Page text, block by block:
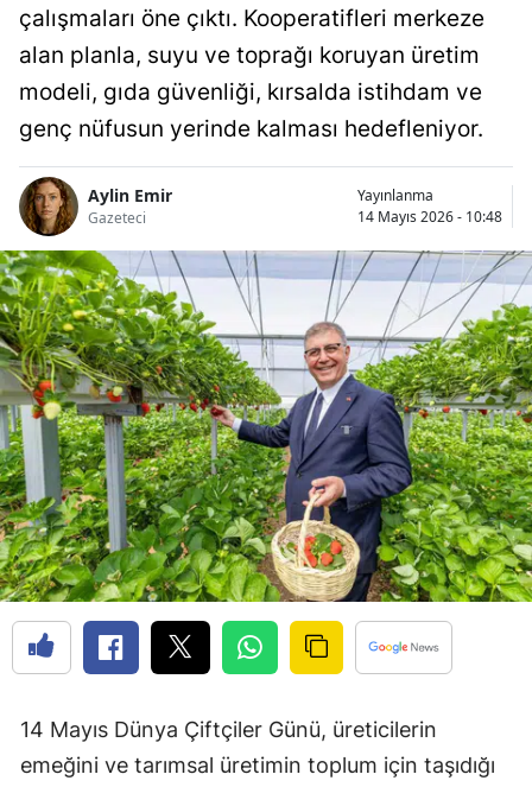
çalışmaları öne çıktı. Kooperatifleri merkeze
alan planla, suyu ve toprağı koruyan üretim
modeli, gıda güvenliği, kırsalda istihdam ve
genç nüfusun yerinde kalması hedefleniyor.
Aylin Emir
Gazeteci
Yayınlanma
14 Mayıs 2026 - 10:48
14 Mayıs Dünya Çiftçiler Günü, üreticilerin
emeğini ve tarımsal üretimin toplum için taşıdığı